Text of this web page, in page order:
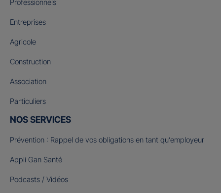
Professionnels
Entreprises
Agricole
Construction
Association
Particuliers
NOS SERVICES
Prévention : Rappel de vos obligations en tant qu’employeur
Appli Gan Santé
Podcasts / Vidéos